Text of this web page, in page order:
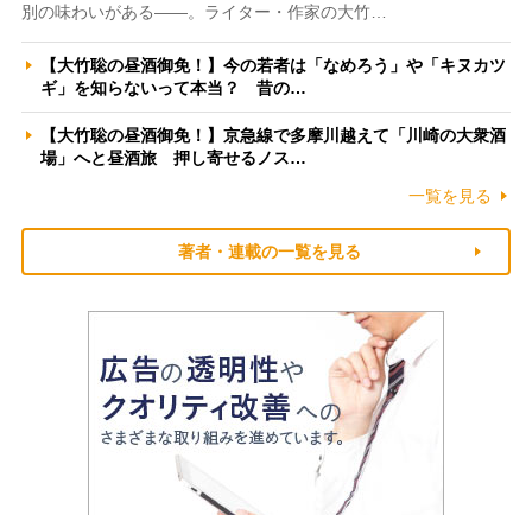
別の味わいがある――。ライター・作家の大竹…
【大竹聡の昼酒御免！】今の若者は「なめろう」や「キヌカツ
ギ」を知らないって本当？ 昔の…
【大竹聡の昼酒御免！】京急線で多摩川越えて「川崎の大衆酒
場」へと昼酒旅 押し寄せるノス…
一覧を見る
著者・連載の一覧を見る